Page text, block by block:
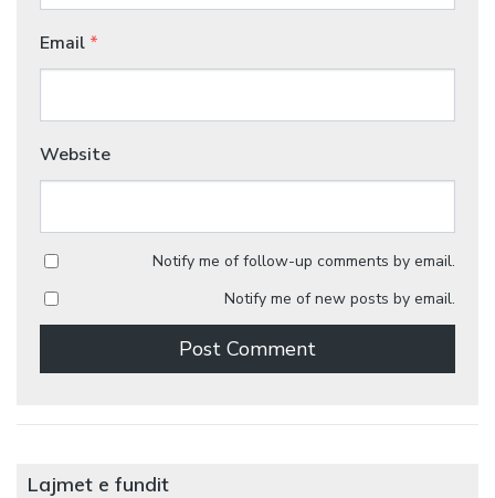
Email *
Website
Notify me of follow-up comments by email.
Notify me of new posts by email.
Lajmet e fundit